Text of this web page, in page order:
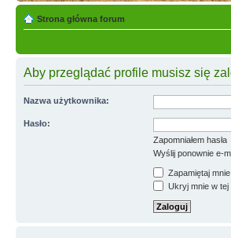
Strona główna forum
Aby przeglądać profile musisz się
Nazwa użytkownika:
Hasło:
Zapomniałem hasła
Wyślij ponownie e-
Zapamiętaj mnie
Ukryj mnie w tej